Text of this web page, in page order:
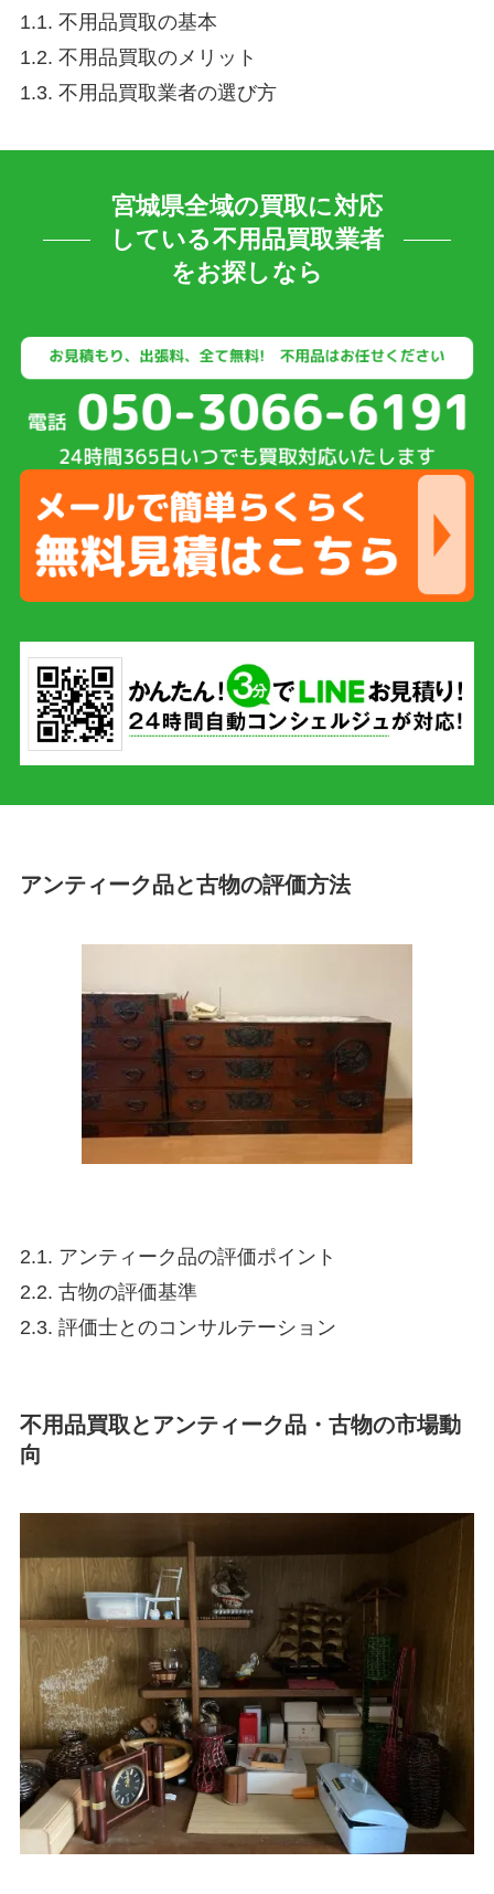
1.1. 不用品買取の基本
1.2. 不用品買取のメリット
1.3. 不用品買取業者の選び方
宮城県全域の買取に対応
している不用品買取業者
をお探しなら
アンティーク品と古物の評価方法
2.1. アンティーク品の評価ポイント
2.2. 古物の評価基準
2.3. 評価士とのコンサルテーション
不用品買取とアンティーク品・古物の市場動
向